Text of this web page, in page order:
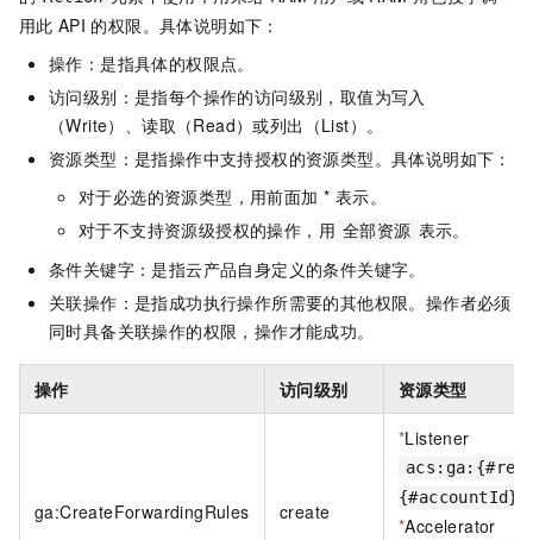
用此 API 的权限。具体说明如下：
操作：是指具体的权限点。
访问级别：是指每个操作的访问级别，取值为写入
（Write）、读取（Read）或列出（List）。
资源类型：是指操作中支持授权的资源类型。具体说明如下：
对于必选的资源类型，用前面加 * 表示。
对于不支持资源级授权的操作，用 全部资源 表示。
条件关键字：是指云产品自身定义的条件关键字。
关联操作：是指成功执行操作所需要的其他权限。操作者必须
同时具备关联操作的权限，操作才能成功。
操作 访问级别 资源类型
ga:CreateForwardingRules create
*Listener
*Accelerator